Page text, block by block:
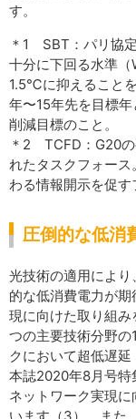
す。
＊1 SBT：パリ協
十分に下回る水準
1.5℃に抑えること
年〜15年先を目標
削減目標のこと。
＊2 TCFD：G20の
れたタスクフォー
わる情報開示を促す
圧倒的な低消
光技術の適用によ
的な低消費電力が
現に向けた取り組
つの主要技術分野
クにおいて超低遅延
本誌2020年8月号特
ネットワーク実現